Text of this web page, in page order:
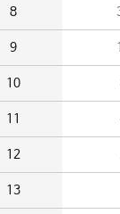
8
9
10
11
12
13